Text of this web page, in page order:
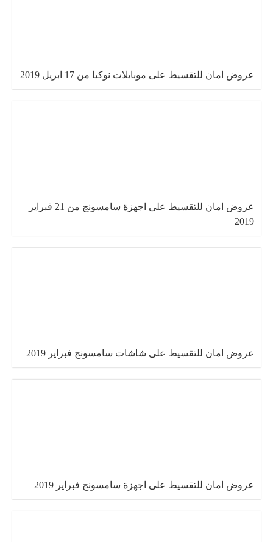
عروض امان للتقسيط على موبايلات نوكيا من 17 ابريل 2019
عروض امان للتقسيط على اجهزة سامسونج من 21 فبراير
2019
عروض امان للتقسيط على شاشات سامسونج فبراير 2019
عروض امان للتقسيط على اجهزة سامسونج فبراير 2019